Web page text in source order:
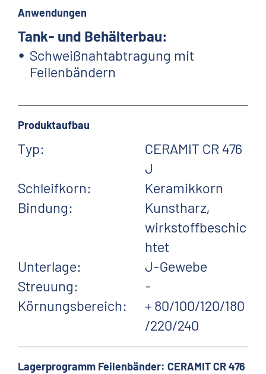
Anwendungen
Tank- und Behälterbau:
Schweißnahtabtragung mit
Feilenbändern
Produktaufbau
Typ:
CERAMIT CR 476
J
Schleifkorn:
Keramikkorn
Bindung:
Kunstharz,
wirkstoffbeschic
htet
Unterlage:
J-Gewebe
Streuung:
-
Körnungsbereich:
+ 80/100/120/180
/220/240
Lagerprogramm Feilenbänder: CERAMIT CR 476